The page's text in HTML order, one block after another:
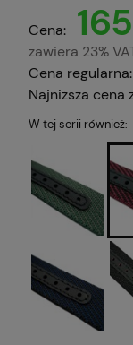
Cena:
zawiera 23%
Cena regularna:
Najniższa cena
W tej serii również: